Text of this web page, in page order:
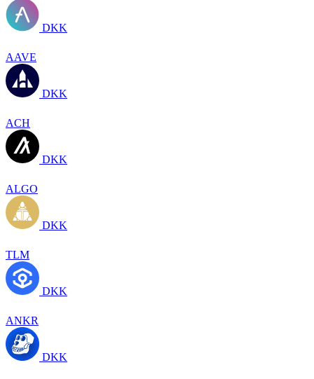
DKK
AAVE
DKK
ACH
DKK
ALGO
DKK
TLM
DKK
ANKR
DKK